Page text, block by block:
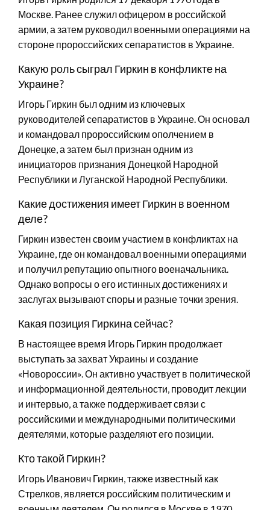
Москве. Ранее служил офицером в российской
армии, а затем руководил военными операциями на
стороне пророссийских сепаратистов в Украине.
Какую роль сыграл Гиркин в конфликте на
Украине?
Игорь Гиркин был одним из ключевых
руководителей сепаратистов в Украине. Он основал
и командовал пророссийским ополчением в
Донецке, а затем был признан одним из
инициаторов признания Донецкой Народной
Республики и Луганской Народной Республики.
Какие достижения имеет Гиркин в военном
деле?
Гиркин известен своим участием в конфликтах на
Украине, где он командовал военными операциями
и получил репутацию опытного военачальника.
Однако вопросы о его истинных достижениях и
заслугах вызывают споры и разные точки зрения.
Какая позиция Гиркина сейчас?
В настоящее время Игорь Гиркин продолжает
выступать за захват Украины и создание
«Новороссии». Он активно участвует в политической
и информационной деятельности, проводит лекции
и интервью, а также поддерживает связи с
российскими и международными политическими
деятелями, которые разделяют его позиции.
Кто такой Гиркин?
Игорь Иванович Гиркин, также известный как
Стрелков, является российским политическим и